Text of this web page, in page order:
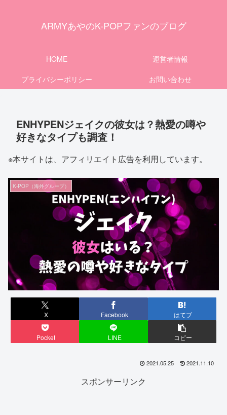
ARMYあやのK-POPファンのブログ
HOME
運営者情報
プライバシーポリシー
お問い合わせ
ENHYPENジェイクの彼女は？熱愛の噂や
好きなタイプも調査！
※本サイトは、アフィリエイト広告を利用しています。
K-POP（海外グループ）
X Facebook はてブ
Pocket LINE コピー
2021.05.25 2021.11.10
スポンサーリンク